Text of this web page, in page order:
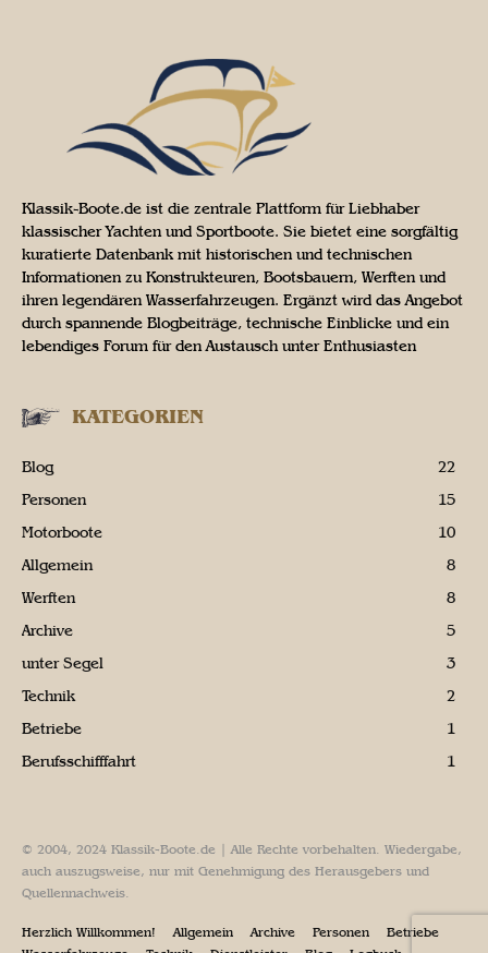
Klassik-Boote.de ist die zentrale Plattform für Liebhaber
klassischer Yachten und Sportboote. Sie bietet eine sorgfältig
kuratierte Datenbank mit historischen und technischen
Informationen zu Konstrukteuren, Bootsbauern, Werften und
ihren legendären Wasserfahrzeugen. Ergänzt wird das Angebot
durch spannende Blogbeiträge, technische Einblicke und ein
lebendiges Forum für den Austausch unter Enthusiasten
KATEGORIEN
Blog
22
Personen
15
Motorboote
10
Allgemein
8
Werften
8
Archive
5
unter Segel
3
Technik
2
Betriebe
1
Berufsschifffahrt
1
© 2004, 2024 Klassik-Boote.de | Alle Rechte vorbehalten. Wiedergabe,
auch auszugsweise, nur mit Genehmigung des Herausgebers und
Quellennachweis.
Herzlich Willkommen! Allgemein Archive Personen
Betriebe